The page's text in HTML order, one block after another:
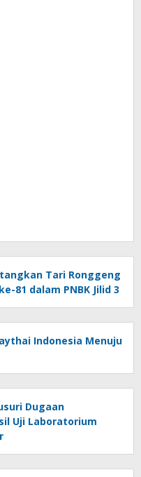
Tari Ronggeng
81 dalam PNBK Jilid 3
Indonesia Menuju
Dugaan
Uji Laboratorium